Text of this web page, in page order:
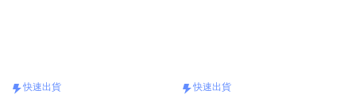
快速出貨 快速出貨